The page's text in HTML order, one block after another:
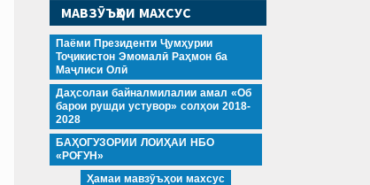
МАВЗӮЪҲОИ МАХСУС
Паёми Президенти Ҷумҳурии
Тоҷикистон Эмомалӣ Раҳмон ба
Маҷлиси Олӣ
Даҳсолаи байналмилалии амал «Об
барои рушди устувор» солҳои 2018-
2028
БАҲОГУЗОРИИ ЛОИҲАИ НБО
«РОҒУН»
Ҳамаи мавзӯъҳои махсус